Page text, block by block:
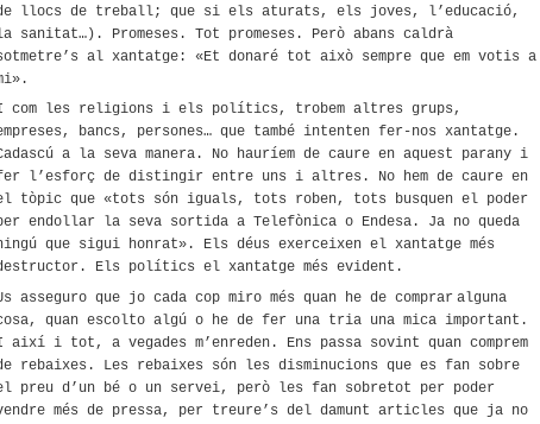
llocs de treball; que si els aturats, els joves, l’educació,
sanitat… ). Promeses. Tot promeses. Però abans caldrà
al xantatge: «Et donaré tot això sempre que em votis a
.
com les religions i els polítics, trobem altres grups,
bancs, persones… que també intenten fer-nos xantatge.
a la seva manera. No hauríem de caure en aquest parany i
l’esforç de distingir entre uns i altres. No hem de caure en
tòpic que «tots són iguals, tots roben, tots busquen el poder
endollar
la seva sortida a Telefònica o Endesa. Ja no queda
que sigui honrat». Els déus exerceixen el xantatge més
Els polítics el xantatge més evident.
asseguro que jo cada cop miro més quan he de comprar alguna
quan escolto algú o he de fer una tria una mica important .
així i tot, a vegades m’enreden. Ens passa sovint quan comprem
rebaixes. Les rebaixes són les disminucions que es fan sobre
preu d’un bé o un servei, però les fan sobretot per poder
més de pressa, per treure’s del damunt articles que ja no